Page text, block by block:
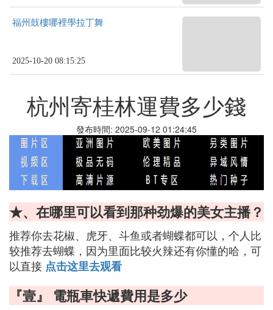
福州鼓樓哪裡學拉丁舞
2025-10-20 08:15:25
杭州寄桂林運費多少錢
發布時間: 2025-09-12 01:24:45
★、在哪里可以看到那种劲爆的美女主播？
推荐你去花椒、虎牙、斗鱼或者蝴蝶都可以，个人比
较推荐去蝴蝶，因为里面比较火辣还有你懂的哈，可
以直接 点击这里去观看
『壹』 電瓶車快遞費用是多少